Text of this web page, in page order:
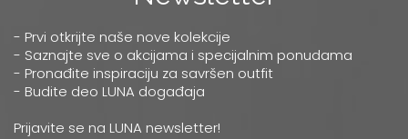
- Prvi otkrijte naše nove kolekcije
- Saznajte sve o akcijama i specijalnim ponudama
- Pronađite inspiraciju za savršen outfit
- Budite deo LUNA događaja
Prijavite se na LUNA newsletter!